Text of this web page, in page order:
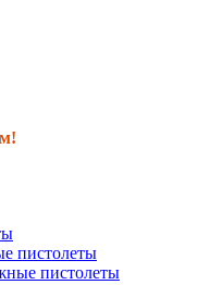
пистолеты
пистолеты